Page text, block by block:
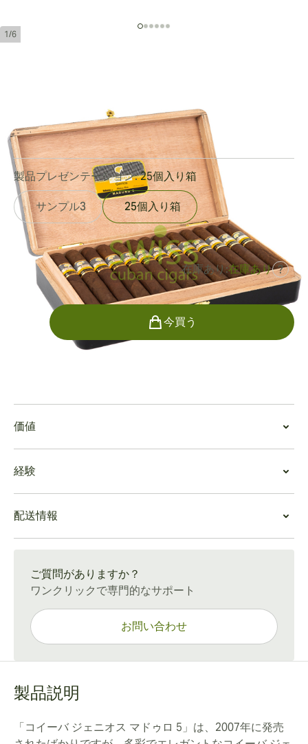
1/6
長さ:140 mm / 5.5 インチ
レビュー
¥109,003 でした¥155,604
在庫あり:在庫あり ?
製品プレゼンテーション:25個入り箱
サンプル3 25個入り箱
今買う
ミディアムからフルボディのドローを提供するCohiba
Genios Maduro 5は、オークと杉の香りをベースに、ク
ーのほのかの風味が自然に混ざり合っています。スパイ
シーな香りがエレガントな喫煙体験を締めくくります。
Genios Maduro 5は、濃厚で甘く層状重層的な煙を放ち
この葉巻は、優雅なマデューロの仕上げにより、特別な
外観を持っています。見事な石炭色の木箱に入ってお
り、贈り物にも最適です。
価値
この葉巻はその値段に見合った価値があります。葉巻を
たくさん吸い、良い価格で品質を求める人、より有名で
になっています。葉巻愛好家は、特徴的なマデューロ葉
の外観、燃える時の甘い味と吸い心地、そして豊富な風
経験
この葉巻は、主に本格的なスモーカー向けの葉巻です
が、誰でも簡単に楽しめる葉巻でもあります。刻々と変
非常に価値がある逸品です。
配送情報
ご質問がありますか？
ワンクリックで専門的なサポート
お問い合わせ
製品説明
「コイーバ ジェニオス マドゥロ 5」は、2007年に発売